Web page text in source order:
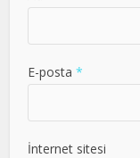
E-posta*
İnternet sitesi